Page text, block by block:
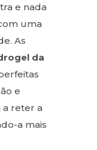
e nada
uma
As
da
e
a reter a
a mais